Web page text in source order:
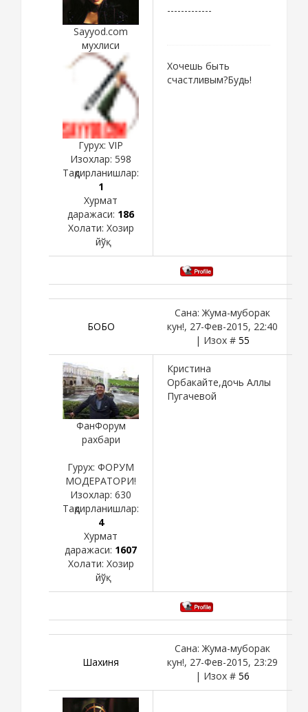
Sayyod.com
мухлиси
Гурух: VIP
Изохлар: 598
Тақдирланишлар:
1
Хурмат
даражаси: 186
Холати: Хозир
йўқ
-------------
Хочешь быть
счастливым?Будь!
БОБО
Сана: Жума-муборак
кун!, 27-Фев-2015, 22:40
| Изох # 55
ФанФорум
рахбари
Гурух: ФОРУМ
МОДЕРАТОРИ!
Изохлар: 630
Тақдирланишлар:
4
Хурмат
даражаси: 1607
Холати: Хозир
йўқ
Кристина
Орбакайте,дочь Аллы
Пугачевой
Шахиня
Сана: Жума-муборак
кун!, 27-Фев-2015, 23:29
| Изох # 56